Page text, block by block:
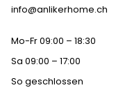
info@anlikerhome.ch
Mo-Fr 09:00 – 18:30
Sa 09:00 – 17:00
So geschlossen